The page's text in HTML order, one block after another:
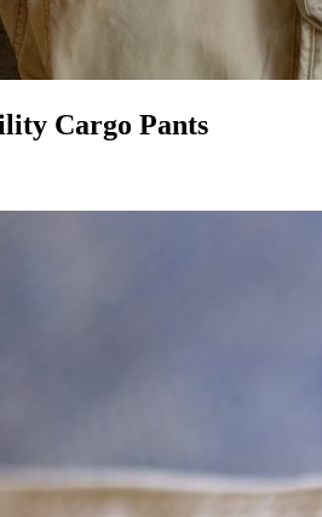
Cargo Pants